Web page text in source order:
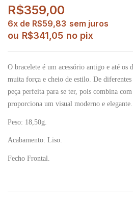
R$359,00
6x de R$59,83 sem juros
ou R$341,05 no pix
O bracelete é um acessório antigo e até os
muita força e cheio de estilo. De diferentes
peça perfeita para se ter, pois combina
proporciona um visual moderno e elegante.
Peso: 18,50g.
Acabamento: Liso.
Fecho Frontal.